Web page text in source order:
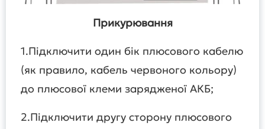
Прикурювання
1.Підключити один бік плюсового кабелю
(як правило, кабель червоного кольору)
до плюсової клеми зарядженої АКБ;
2.Підключити другу сторону плюсового